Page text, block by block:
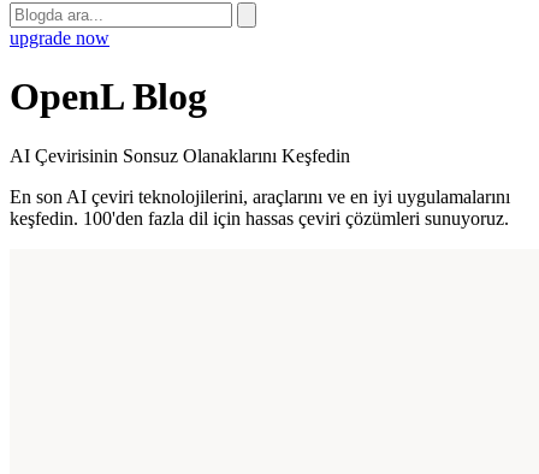
upgrade now
OpenL Blog
AI Çevirisinin Sonsuz Olanaklarını Keşfedin
En son AI çeviri teknolojilerini, araçlarını ve en iyi uygulamalarını
keşfedin. 100'den fazla dil için hassas çeviri çözümleri sunuyoruz.